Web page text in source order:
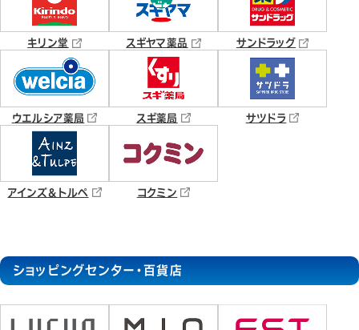
キリン堂 スギヤマ薬品 サンドラッグ
ウエルシア薬局 スギ薬局 サツドラ
アインズ＆トルペ コクミン
ショッピングセンター・百貨店